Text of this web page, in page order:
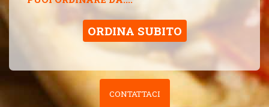
ORDINA SUBITO
CONTATTACI